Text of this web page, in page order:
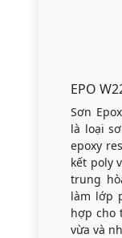
EPO
Sơn
là loại
epoxy
kết poly
trung
làm lớp
hợp cho
vừa và